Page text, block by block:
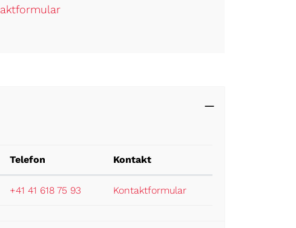
Telefon Kontakt
+41 41 618 75 93 Kontaktformular